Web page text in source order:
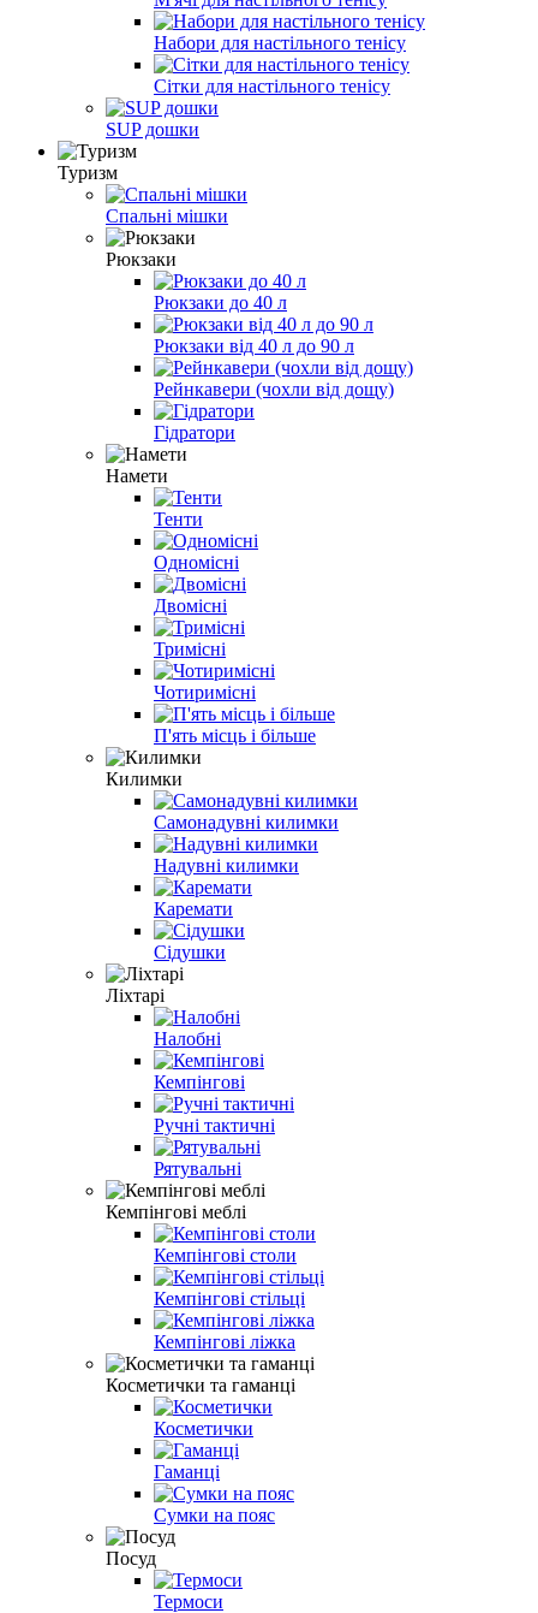
Набори для настільного тенісу
Сітки для настільного тенісу
SUP дошки
Туризм
Спальні мішки
Рюкзаки
Рюкзаки до 40 л
Рюкзаки від 40 л до 90 л
Рейнкавери (чохли від дощу)
Гідратори
Намети
Тенти
Одномісні
Двомісні
Тримісні
Чотиримісні
П'ять місць і більше
Килимки
Самонадувні килимки
Надувні килимки
Каремати
Сідушки
Ліхтарі
Налобні
Кемпінгові
Ручні тактичні
Рятувальні
Кемпінгові меблі
Кемпінгові столи
Кемпінгові стільці
Кемпінгові ліжка
Косметички та гаманці
Косметички
Гаманці
Сумки на пояс
Посуд
Термоси